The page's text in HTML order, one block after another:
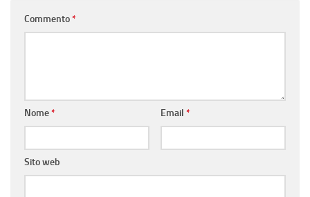
Commento*
Nome* Email *
Sito web